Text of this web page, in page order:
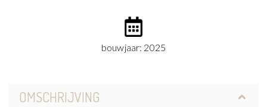
bouwjaar: 2025
OMSCHRIJVING